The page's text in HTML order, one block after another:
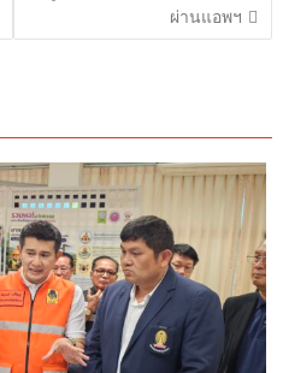
ผ่านแอพฯ